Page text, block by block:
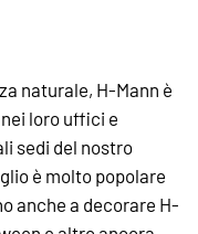
naturale, H-Mann è
loro uffici e
sedi del nostro
è molto popolare
anche a decorare H-